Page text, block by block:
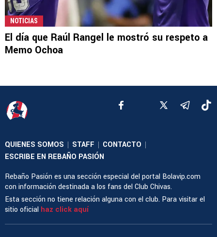
NOTICIAS
El día que Raúl Rangel le mostró su respeto a
Memo Ochoa
QUIENES SOMOS | STAFF | CONTACTO |
ESCRIBE EN REBAÑO PASIÓN
Rebaño Pasión es una sección especial del portal Bolavip.com
con información destinada a los fans del Club Chivas.
Esta sección no tiene relación alguna con el club. Para visitar el
sitio oficial haz click aquí